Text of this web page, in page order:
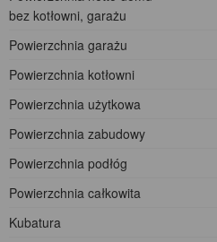
bez kotłowni, garażu
Powierzchnia garażu
Powierzchnia kotłowni
Powierzchnia użytkowa
Powierzchnia zabudowy
Powierzchnia podłóg
Powierzchnia całkowita
Kubatura